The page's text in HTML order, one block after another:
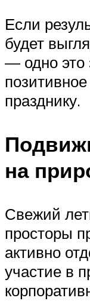
Если
будет
— одно это
празднику.
на
Свежий
просторы
активно
участие в